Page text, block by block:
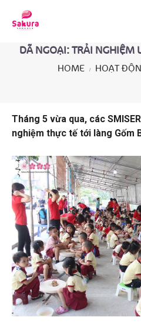
DÃ NGOẠI: TRẢI NGHIỆM
HOME HOẠT
Tháng 5 vừa qua, các
nghiệm thực tế tới làng Gốm